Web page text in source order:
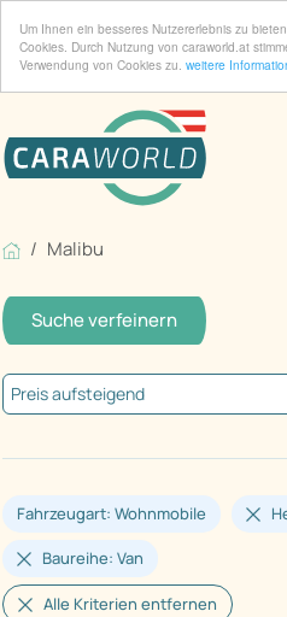
Um Ihnen ein besseres Nutzererlebnis zu
Cookies. Durch Nutzung von caraworld.at
Verwendung von Cookies zu. weitere
Malibu
Suche verfeinern
Fahrzeugart: Wohnmobile
Baureihe: Van
Alle Kriterien entfernen